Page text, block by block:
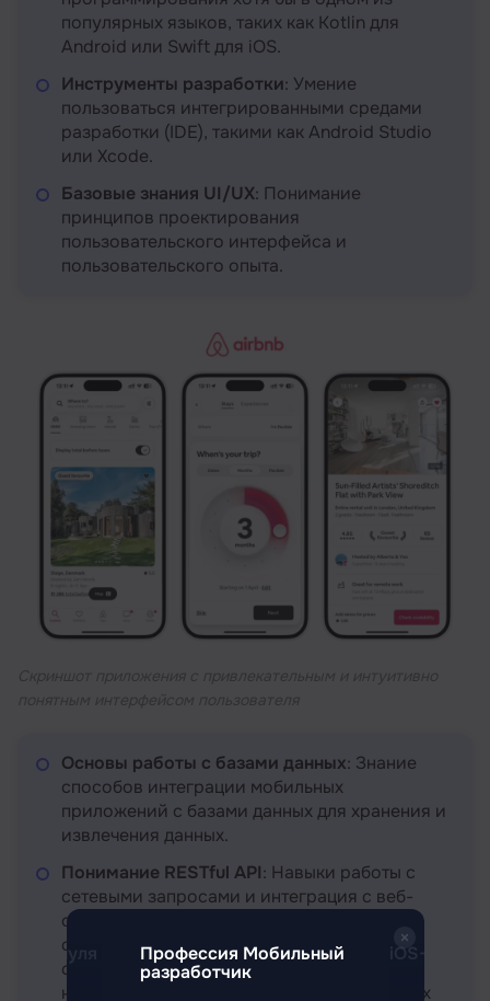
популярных языков, таких как Kotlin для
Android или Swift для iOS.
Инструменты разработки: Умение
пользоваться интегрированными средами
разработки (IDE), такими как Android Studio
или Xcode.
Базовые знания UI/UX: Понимание
принципов проектирования
пользовательского интерфейса и
пользовательского опыта.
Основы работы с базами данных: Знание
способов интеграции мобильных
приложений с базами данных для хранения и
извлечения данных.
Понимание RESTful API: Навыки работы с
сетевыми запросами и интеграция с веб-
сервисами через API. Эти требования
создают фундамент, на котором будут
строиться более сложные навыки,
необходимые для разработки современных
iOS-разработчик с нуля
Профессия Мобильный
разработчик
iOS-